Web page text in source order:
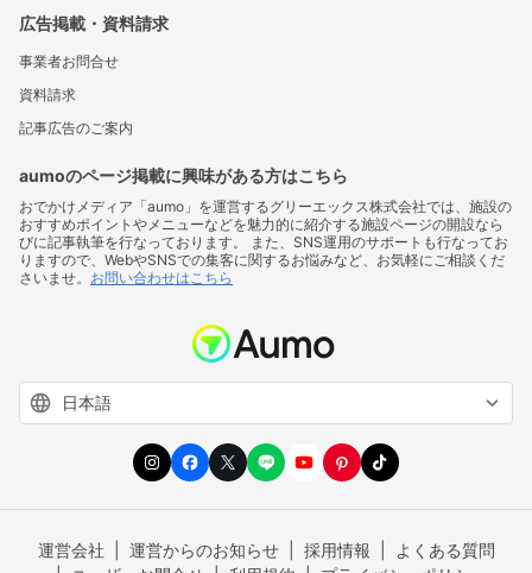
広告掲載・資料請求
事業者お問合せ
資料請求
記事広告のご案内
aumoのページ掲載に興味がある方はこちら
おでかけメディア「aumo」を運営するグリーエックス株式会社では、施設の
おすすめポイントやメニューなどを魅力的に紹介する施設ページの開設なら
びに記事執筆を行なっております。 また、SNS運用のサポートも行なってお
りますので、WebやSNSでの集客に関するお悩みなど、お気軽にご相談くだ
さいませ。 お問い合わせはこちら
運営会社 運営からのお知らせ 採用情報
よくある質問